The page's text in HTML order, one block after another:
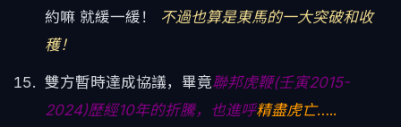
約嘛 就緩一緩！
不過也算是東馬的一大突破和收
穫！
雙方暫時達成協議，畢竟聯邦虎鞭(壬寅2015-
2024)歷經10年的折騰，也進呼精盡虎亡…..